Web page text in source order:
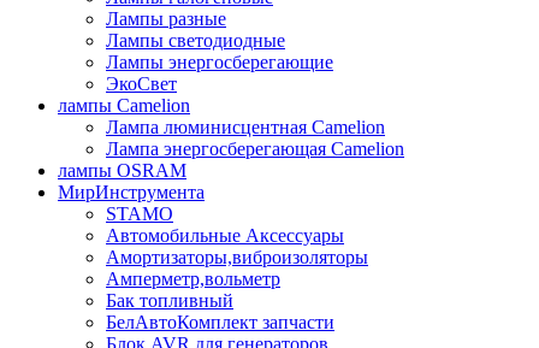
Лампы разные
Лампы светодиодные
Лампы энергосберегающие
ЭкоСвет
лампы Camelion
Лампа люминисцентная Сamelion
Лампа энергосберегающая Сamelion
лампы OSRAM
МирИнструмента
STAMO
Автомобильные Аксессуары
Амортизаторы,виброизоляторы
Амперметр,вольметр
Бак топливный
БелАвтоКомплект запчасти
Блок AVR для генераторов